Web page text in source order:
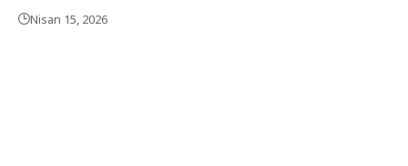
Nisan 15, 2026